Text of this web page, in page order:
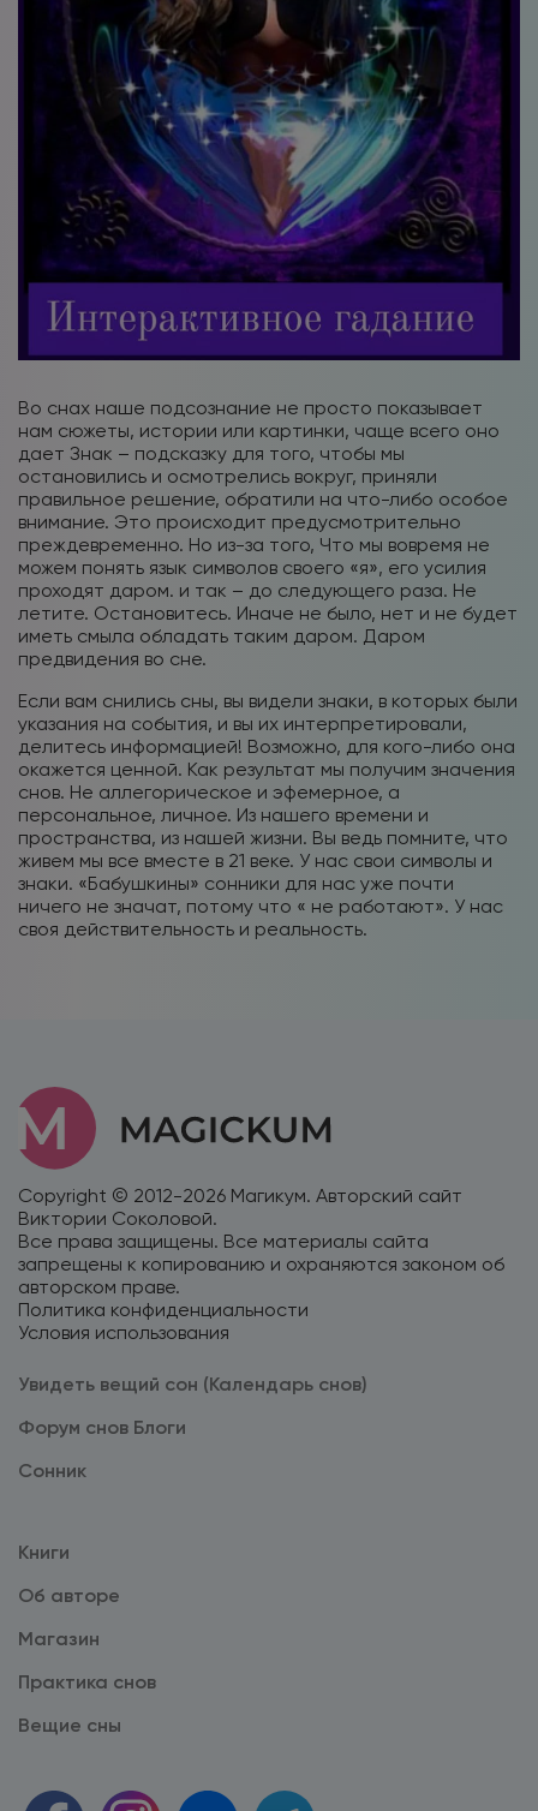
Во снах наше подсознание не просто показывает
нам сюжеты, истории или картинки, чаще всего оно
дает Знак – подсказку для того, чтобы мы
остановились и осмотрелись вокруг, приняли
правильное решение, обратили на что-либо особое
внимание. Это происходит предусмотрительно
преждевременно. Но из-за того, Что мы вовремя не
можем понять язык символов своего «я», его усилия
проходят даром. и так – до следующего раза. Не
летите. Остановитесь. Иначе не было, нет и не будет
иметь смыла обладать таким даром. Даром
предвидения во сне.
Если вам снились сны, вы видели знаки, в которых были
указания на события, и вы их интерпретировали,
делитесь информацией! Возможно, для кого-либо она
окажется ценной. Как результат мы получим значения
снов. Не аллегорическое и эфемерное, а
персональное, личное. Из нашего времени и
пространства, из нашей жизни. Вы ведь помните, что
живем мы все вместе в 21 веке. У нас свои символы и
знаки. «Бабушкины» сонники для нас уже почти
ничего не значат, потому что « не работают». У нас
своя действительность и реальность.
Copyright © 2012-2026 Магикум. Авторский сайт
Виктории Соколовой.
Все права защищены. Все материалы сайта
запрещены к копированию и охраняются законом об
авторском праве.
Политика конфиденциальности
Условия использования
Увидеть вещий сон (Календарь снов)
Форум снов Блоги
Cонник
Книги
Об авторе
Магазин
Практика снов
Вещие сны